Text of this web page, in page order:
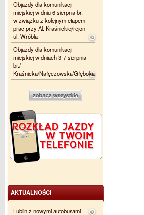
Objazdy dla komunikacji
miejskiej w dniu 6 sierpnia br.
w związku z kolejnym etapem
prac przy Al. Kraśnickiej/rejon
ul. Wróbla
Objazdy dla komunikacji
miejskiej w dniach 3-7 sierpnia
br./
Kraśnicka/Nałęczowska/Głęboka
AKTUALNOŚCI
Lublin z nowymi autobusami